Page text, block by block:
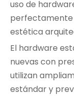
uso de
perfectamente
estética
El hardware
nuevas con
utilizan
estándar y